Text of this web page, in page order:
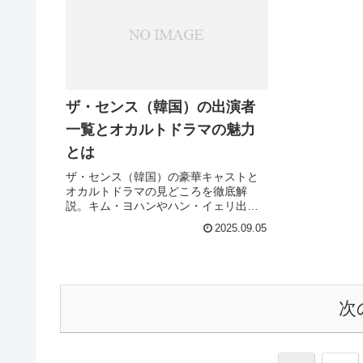
ザ・センス（韓国）の出演者
一覧とオカルトドラマの魅力
とは
ザ・センス（韓国）の豪華キャストと
オカルトドラマの見どころを徹底解
説。キム・ヨハンやハン・イェリ出演
のこのドラマはなぜ注目されているの
2025.09.05
次